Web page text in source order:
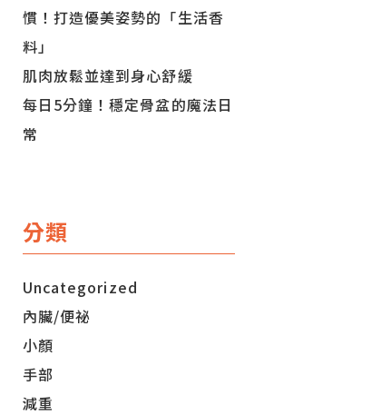
慣！打造優美姿勢的「生活香
料」
肌肉放鬆並達到身心舒緩
每日5分鐘！穩定骨盆的魔法日
常
分類
Uncategorized
內臟/便祕
小顏
手部
減重